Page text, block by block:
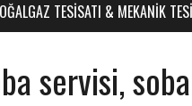
TESISATI & MEKANIK
servisi, soba